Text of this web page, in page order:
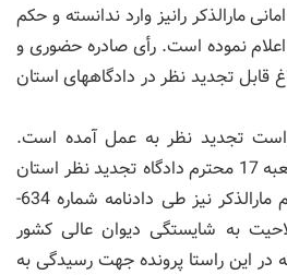
مارالذكر رانیز وارد ندانسته و حكم
نموده است. رأی صادره حضوری و
قابل تجدید نظر در دادگاههای استان
تجدید نظر به عمل آمده است.
پرونده جهت رسیدگی به شعبه 17 محترم دادگاه تجدید نظر استان
تهران ارجاع و شعبه محترم مارالذكر نیز طی دادنامه شماره 634-
عدم صلاحیت به شایستگی دیوان عالی كشور
در این راستا پرونده جهت رسیدگی به